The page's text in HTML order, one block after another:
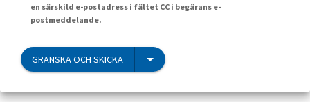
en särskild e-postadress i fältet CC i begärans e-
postmeddelande.
GRANSKA OCH SKICKA